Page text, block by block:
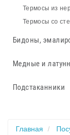
Термосы из
Термосы со
Бидоны,
Медные и
Подстаканники
Главная